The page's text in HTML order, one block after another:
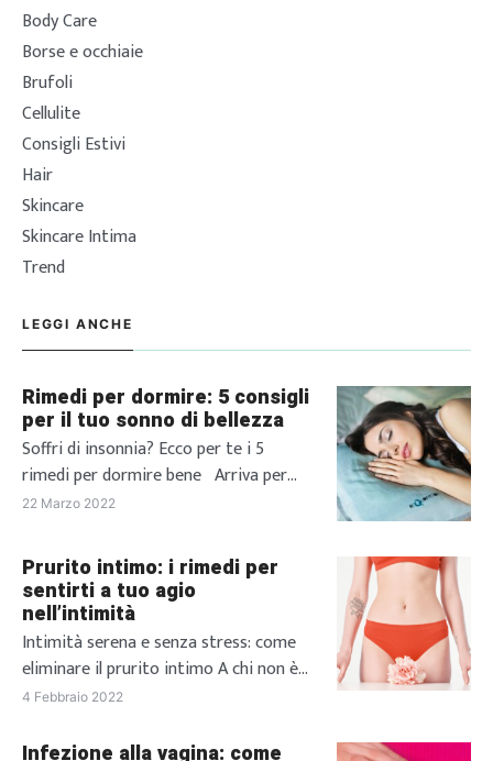
Body Care
Borse e occhiaie
Brufoli
Cellulite
Consigli Estivi
Hair
Skincare
Skincare Intima
Trend
LEGGI ANCHE
Rimedi per dormire: 5 consigli
per il tuo sonno di bellezza
Soffri di insonnia? Ecco per te i 5
rimedi per dormire bene Arriva per
tutti quel fatidico momento della
a dormire, attenendo con ansia il
momento in cui potrai finalmente
posare la testa sul cuscino e,
puntualmente passi la notte a girarti e
rigirarti nel letto […]
22 Marzo 2022
Prurito intimo: i rimedi per
sentirti a tuo agio
nell’intimità
Intimità serena e senza stress: come
eliminare il prurito intimo A chi non è
mai capitato di soffrire di prurito
peggiorare la situazione può essere la
4 Febbraio 2022
Infezione alla vagina: come